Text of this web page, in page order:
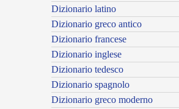
Dizionario latino
Dizionario greco antico
Dizionario francese
Dizionario inglese
Dizionario tedesco
Dizionario spagnolo
Dizionario greco moderno